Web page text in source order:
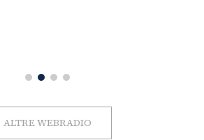
ALTRE WEBRADIO